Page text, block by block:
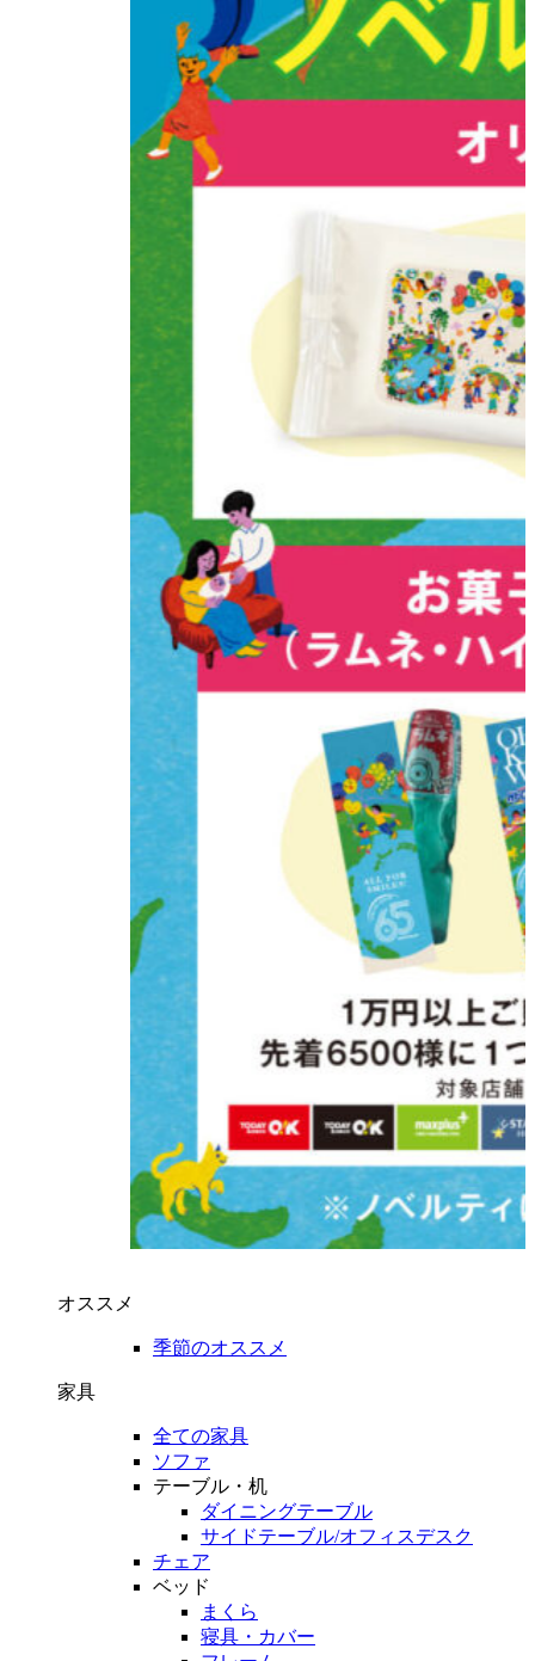
オススメ
季節のオススメ
家具
全ての家具
ソファ
テーブル・机
ダイニングテーブル
サイドテーブル/オフィスデスク
チェア
ベッド
まくら
寝具・カバー